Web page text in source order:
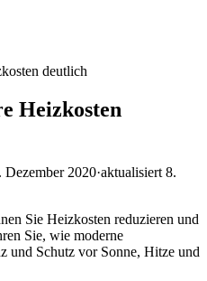
deutlich
Heizkosten
Dezember 2020·aktualisiert 8.
Sie Heizkosten reduzieren und
Sie, wie moderne
und Schutz vor Sonne, Hitze und